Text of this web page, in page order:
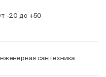
-20 до +50
сантехника